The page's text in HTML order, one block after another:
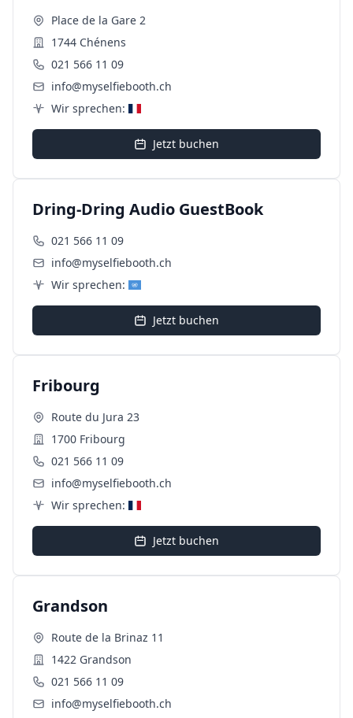
Place de la Gare 2
1744 Chénens
021 566 11 09
info@myselfiebooth.ch
Wir sprechen:
Jetzt buchen
Dring-Dring Audio GuestBook
021 566 11 09
info@myselfiebooth.ch
Wir sprechen:
Jetzt buchen
Fribourg
Route du Jura 23
1700 Fribourg
021 566 11 09
info@myselfiebooth.ch
Wir sprechen:
Jetzt buchen
Grandson
Route de la Brinaz 11
1422 Grandson
021 566 11 09
info@myselfiebooth.ch